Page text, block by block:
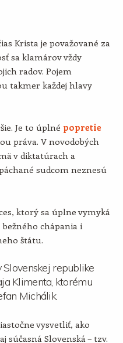
Krista je považované za
sa klamárov vždy
radov. Pojem
takmer každej hlavy
Je to úplné popretie
práva. V novodobých
v diktatúrach a
sudcom neznesú
ktorý sa úplne vymyká
chápania i
štátu.
Slovenskej republike
Klimenta, ktorému
Michálik.
vysvetliť, ako
súčasná Slovenská – tzv.